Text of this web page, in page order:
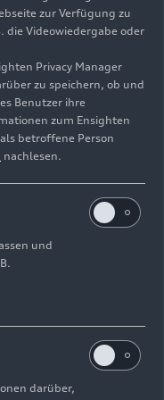
AG
honorarfrei
Hinweisgebersystem
Kontakt
zur Verfügung zu
die Videowiedergabe oder
Privacy Manager
zu speichern, ob und
Benutzer ihre
zum Ensighten
betroffene Person
nachlesen.
und
darüber,